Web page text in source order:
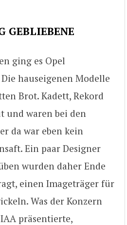
GEBLIEBENE
ging es Opel
hauseigenen Modelle
Brot. Kadett, Rekord
und waren bei den
da war eben kein
Ein paar Designer
wurden daher Ende
einen Imageträger für
Was der Konzern
präsentierte,